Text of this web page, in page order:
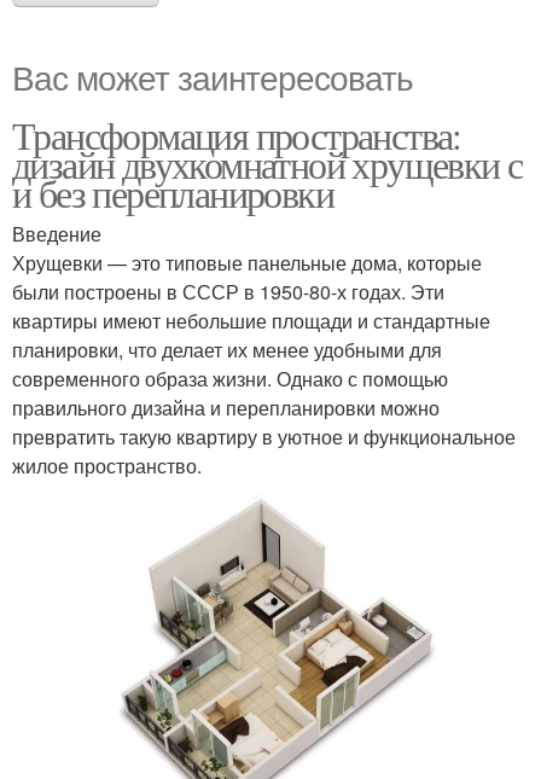
Вас может заинтересовать
Трансформация пространства:
дизайн двухкомнатной хрущевки с
и без перепланировки
Введение
Хрущевки — это типовые панельные дома, которые
были построены в СССР в 1950-80-х годах. Эти
квартиры имеют небольшие площади и стандартные
планировки, что делает их менее удобными для
современного образа жизни. Однако с помощью
правильного дизайна и перепланировки можно
превратить такую квартиру в уютное и функциональное
жилое пространство.